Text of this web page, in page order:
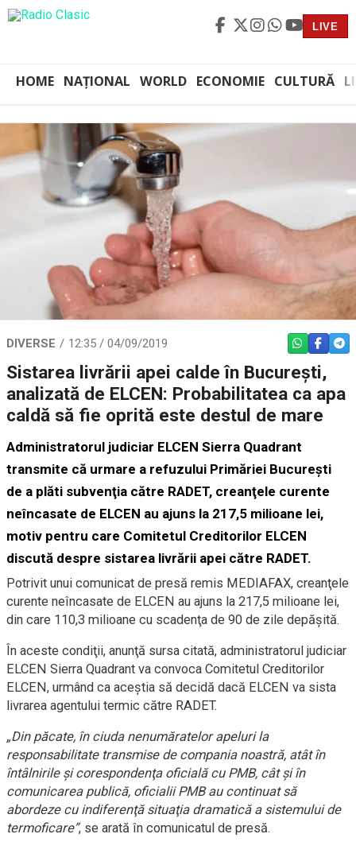
LIVE
HOME NAȚIONAL WORLD ECONOMIE CULTURĂ
DIVERSE 12:35 / 04/09/2019 WHATSAPP
Sistarea livrării apei calde în Bucureşti,
analizată de ELCEN: Probabilitatea ca apa
caldă să fie oprită este destul de mare
Administratorul judiciar ELCEN Sierra Quadrant
transmite că urmare a refuzului Primăriei Bucureşti
de a plăti subvenţia către RADET, creanţele curente
neîncasate de ELCEN au ajuns la 217,5 milioane lei,
motiv pentru care Comitetul Creditorilor ELCEN
discută despre sistarea livrării apei către RADET.
Potrivit unui comunicat de presă remis MEDIAFAX, creanţele
curente neîncasate de ELCEN au ajuns la 217,5 milioane lei,
din care 110,3 milioane cu scadenţa de 90 de zile depăşită.
În aceste condiţii, anunţă sursa citată, administratorul judiciar
ELCEN Sierra Quadrant va convoca Comitetul Creditorilor
ELCEN, urmând ca aceştia să decidă dacă ELCEN va sista
livrarea agentului termic către RADET.
„Din păcate, în ciuda nenumăratelor apeluri la
responsabilitate transmise de compania noastră, atât în
întâlnirile şi corespondenţa oficială cu PMB, cât şi în
comunicarea publică, oficialii PMB au continuat să
abordeze cu indiferenţă situaţia dramatică a sistemului de
termoficare”, se arată în comunicatul de presă.